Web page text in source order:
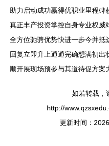
助力启动成功赢得优职业里程
真正丰产投资掌控自身专业权威
全方位驰骋优势快进一步今并抵
回复立即升上通通完确想满初
顺开展现场预参与其道待促方案
如若转载，
http://
更新时间：